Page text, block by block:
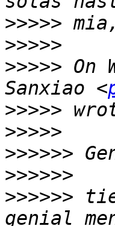
>>>>>
>>>>>
>>>>> On
Sanxiao <
>>>>>
>>>>>
>>>>>>
>>>>>>
>>>>>>